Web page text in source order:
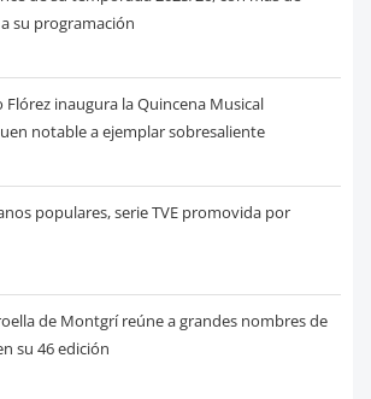
su programación
Flórez inaugura la Quincena Musical
notable a ejemplar sobresaliente
populares, serie TVE promovida por
de Montgrí reúne a grandes nombres de
su 46 edición